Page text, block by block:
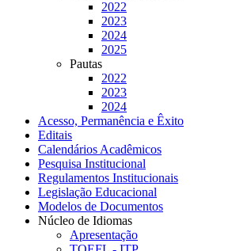
2022
2023
2024
2025
Pautas
2022
2023
2024
Acesso, Permanência e Êxito
Editais
Calendários Acadêmicos
Pesquisa Institucional
Regulamentos Institucionais
Legislação Educacional
Modelos de Documentos
Núcleo de Idiomas
Apresentação